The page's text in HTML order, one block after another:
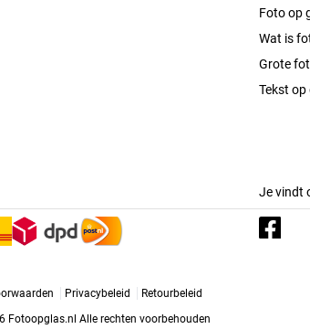
Foto op
Wat is
Grote
Tekst op
Je vindt
Privacybeleid
Retourbeleid
Fotoopglas.nl Alle rechten voorbehouden